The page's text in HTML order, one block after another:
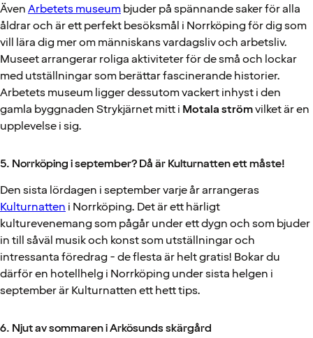
ÄvenArbetets museumbjuder på spännande saker för alla
åldrar och är ett perfekt besöksmål i Norrköping för dig som
vill lära dig mer om människans vardagsliv och arbetsliv.
Museet arrangerar roliga aktiviteter för de små och lockar
med utställningar som berättar fascinerande historier.
Arbetets museum ligger dessutom vackert inhyst i den
gamla byggnaden Strykjärnet mitt i Motala strömvilket är en
upplevelse i sig.
5. Norrköping i september? Då är Kulturnatten ett måste!
Den sista lördagen i september varje år arrangeras
Kulturnatten i Norrköping. Det är ett härligt
kulturevenemang som pågår under ett dygn och som bjuder
in till såväl musik och konst som utställningar och
intressanta föredrag - de flesta är helt gratis! Bokar du
därför en hotellhelg i Norrköping under sista helgen i
september är Kulturnatten ett hett tips.
6. Njut av sommaren i Arkösunds skärgård